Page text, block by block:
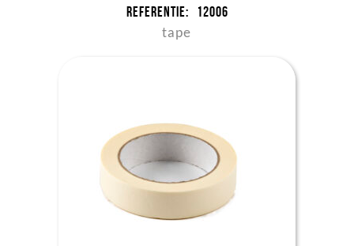
Referentie: 12006
tape